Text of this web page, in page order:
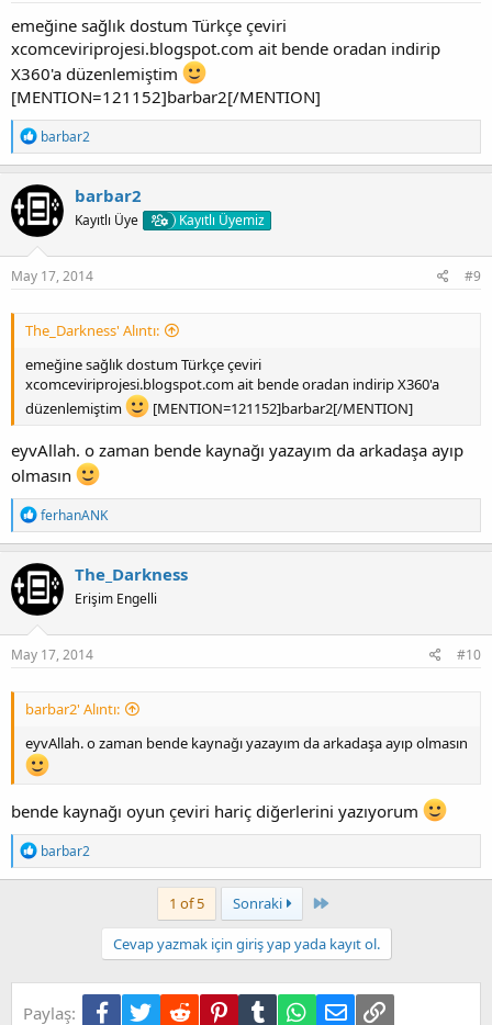
emeğine sağlık dostum Türkçe çeviri
xcomceviriprojesi.blogspot.com ait bende oradan indirip
X360'a düzenlemiştim
[MENTION=121152]barbar2[/MENTION]
T
e
p
k
i
l
e
r
:
barbar2
barbar2
Kayıtlı Üye Kayıtlı Üyemiz
May 17, 2014 #9
The_Darkness' Alıntı:
emeğine sağlık dostum Türkçe çeviri
xcomceviriprojesi.blogspot.com ait bende oradan indirip X360'a
düzenlemiştim
[MENTION=121152]barbar2[/MENTION]
eyvAllah. o zaman bende kaynağı yazayım da arkadaşa ayıp
olmasın
T
e
p
k
i
l
e
r
:
ferhanANK
The_Darkness
Erişim Engelli
May 17, 2014 #10
barbar2' Alıntı:
eyvAllah. o zaman bende kaynağı yazayım da arkadaşa ayıp olmasın
bende kaynağı oyun çeviri hariç diğerlerini yazıyorum
T
e
p
:
barbar2
1 of 5 Sonraki Son
Cevap yazmak için giriş yap yada kayıt ol.
Paylaş: Facebook
TwitterReddit PinterestTumblr WhatsApp
E-postaLink